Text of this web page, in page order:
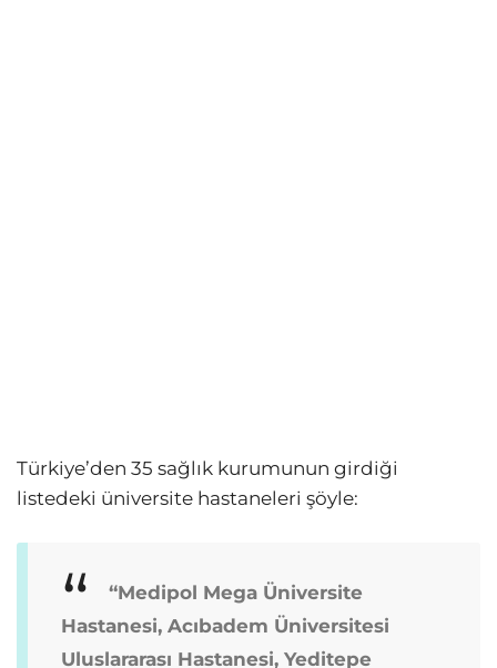
Türkiye’den 35 sağlık kurumunun girdiği
listedeki üniversite hastaneleri şöyle:
“Medipol Mega Üniversite
Hastanesi, Acıbadem Üniversitesi
Uluslararası Hastanesi, Yeditepe